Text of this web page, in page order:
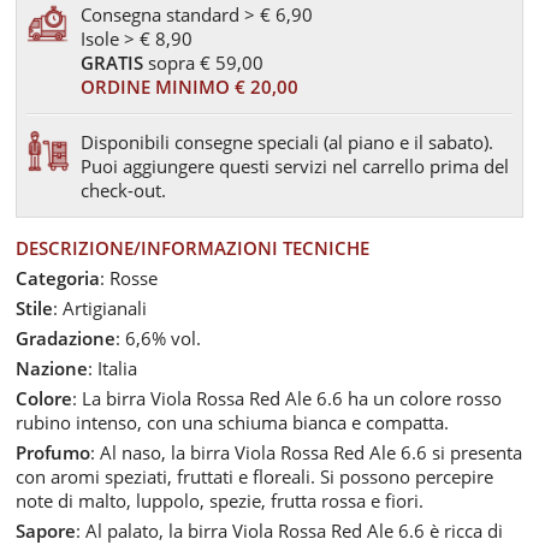
Consegna standard > € 6,90
Isole > € 8,90
GRATIS sopra € 59,00
ORDINE MINIMO € 20,00
Disponibili consegne speciali (al piano e il sabato).
Puoi aggiungere questi servizi nel carrello prima del
check-out.
DESCRIZIONE/INFORMAZIONI TECNICHE
Categoria: Rosse
Stile: Artigianali
Gradazione: 6,6% vol.
Nazione: Italia
Colore: La birra Viola Rossa Red Ale 6.6 ha un colore rosso
rubino intenso, con una schiuma bianca e compatta.
Profumo: Al naso, la birra Viola Rossa Red Ale 6.6 si presenta
con aromi speziati, fruttati e floreali. Si possono percepire
note di malto, luppolo, spezie, frutta rossa e fiori.
Sapore: Al palato, la birra Viola Rossa Red Ale 6.6 è ricca di